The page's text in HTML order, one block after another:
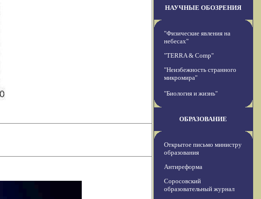
НАУЧНЫЕ ОБОЗРЕНИЯ
"Физические явления на
небесах"
"TERRA & Comp"
"Неизбежность странного
микромира"
"Биология и жизнь"
ОБРАЗОВАНИЕ
Открытое письмо министру
образования
Антиреформа
Соросовский
образовательный журнал